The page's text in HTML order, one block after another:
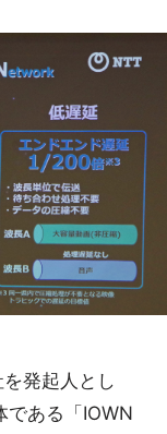
発起人とし
である「IOWN